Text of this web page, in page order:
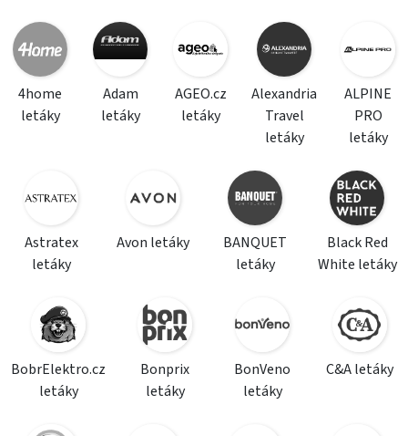
4home
letáky
Adam
letáky
AGEO.cz
letáky
Alexandria
Travel
letáky
ALPINE
PRO
letáky
Astratex
letáky
Avon letáky
BANQUET
letáky
Black Red
White letáky
BobrElektro.cz
letáky
Bonprix
letáky
BonVeno
letáky
C&A letáky